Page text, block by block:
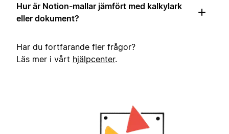
Hur är Notion-mallar jämfört med kalkylark
eller dokument?
Har du fortfarande fler frågor?
Läs mer i vårt hjälpcenter.